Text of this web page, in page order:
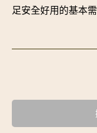
足安全好用的基本